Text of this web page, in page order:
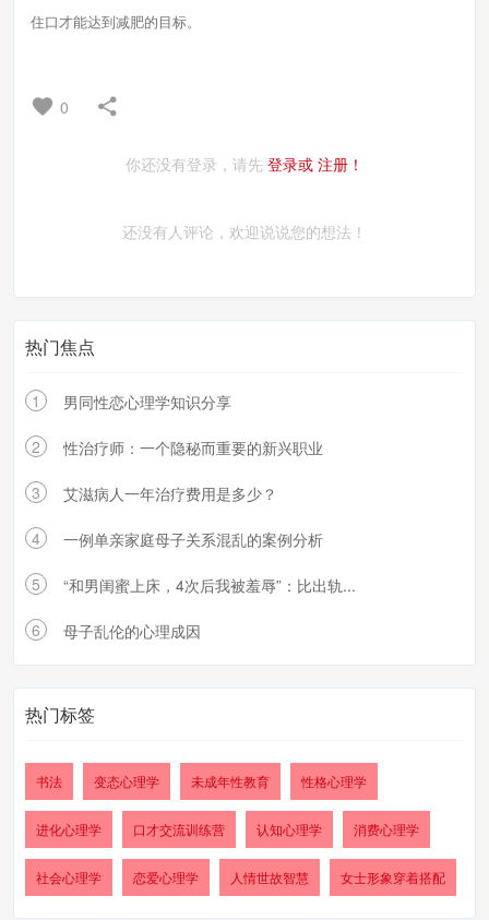
住口才能达到减肥的目标。
0
你还没有登录，请先 登录或 注册！
还没有人评论，欢迎说说您的想法！
热门焦点
1 男同性恋心理学知识分享
2 性治疗师：一个隐秘而重要的新兴职业
3 艾滋病人一年治疗费用是多少？
4 一例单亲家庭母子关系混乱的案例分析
5 “和男闺蜜上床，4次后我被羞辱”：比出轨...
6 母子乱伦的心理成因
热门标签
书法 变态心理学 未成年性教育 性格心理学
进化心理学 口才交流训练营 认知心理学 消费心理学
社会心理学 恋爱心理学 人情世故智慧 女士形象穿着搭配